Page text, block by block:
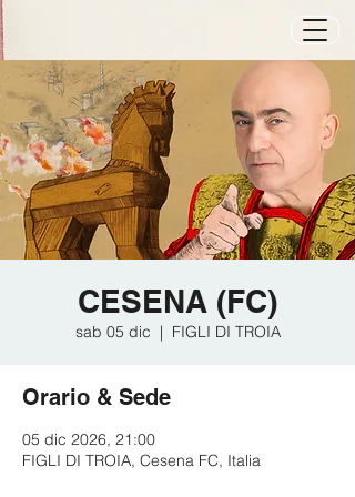
CESENA (FC)
sab 05 dic
  |
FIGLI DI TROIA
Orario & Sede
05 dic 2026, 21:00
FIGLI DI TROIA, Cesena FC, Italia